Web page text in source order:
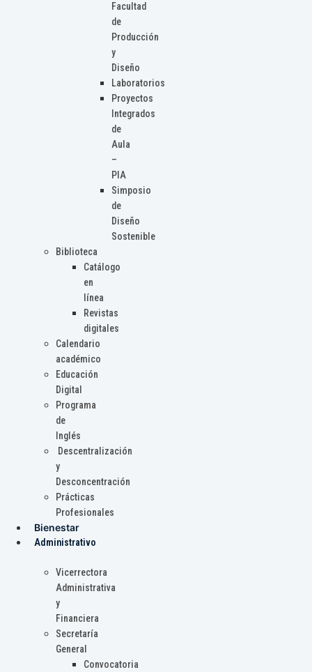
Facultad
de
Producción
y
Diseño
Laboratorios
Proyectos
Integrados
de
Aula
–
PIA
Simposio
de
Diseño
Sostenible
Biblioteca
Catálogo
en
línea
Revistas
digitales
Calendario
académico
Educación
Digital
Programa
de
Inglés
Descentralización
y
Desconcentración
Prácticas
Profesionales
Bienestar
Administrativo
Vicerrectora
Administrativa
y
Financiera
Secretaría
General
Convocatoria